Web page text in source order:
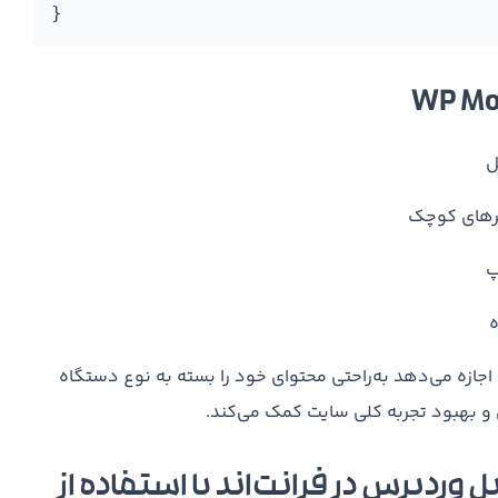
کوچک
می‌دهد به‌راحتی محتوای خود را بسته به نوع دستگاه
و بهبود تجربه کلی سایت کمک می‌کند.
در فرانت‌اند با استفاده از